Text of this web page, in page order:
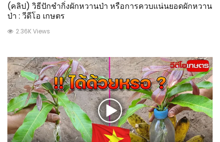
(คลิป) วิธีปักชำกิ่งผักหวานป่า หรือการควบแน่นยอดผักหวาน
ป่า : วีดีโอ เกษตร
2.36K Views